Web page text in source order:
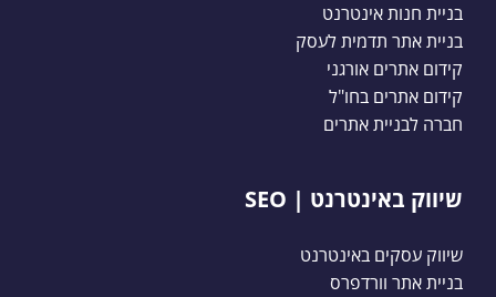
בניית חנות אינטרנט
בניית אתר תדמית לעסק
קידום אתרים אורגני
קידום אתרים בחו"ל
חברה לבניית אתרים
שיווק באינטרנט | SEO
שיווק עסקים באינטרנט
בניית אתר וורדפרס